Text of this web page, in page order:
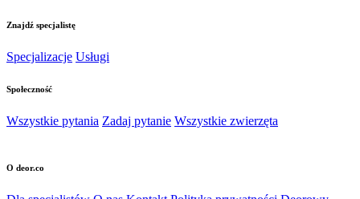
Znajdź specjalistę
Specjalizacje Usługi
Społeczność
Wszystkie pytania Zadaj pytanie Wszystkie zwierzęta
O deor.co